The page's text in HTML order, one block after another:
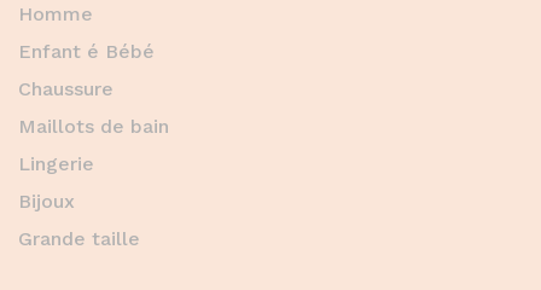
Homme
Enfant é Bébé
Chaussure
Maillots de bain
Lingerie
Bijoux
Grande taille